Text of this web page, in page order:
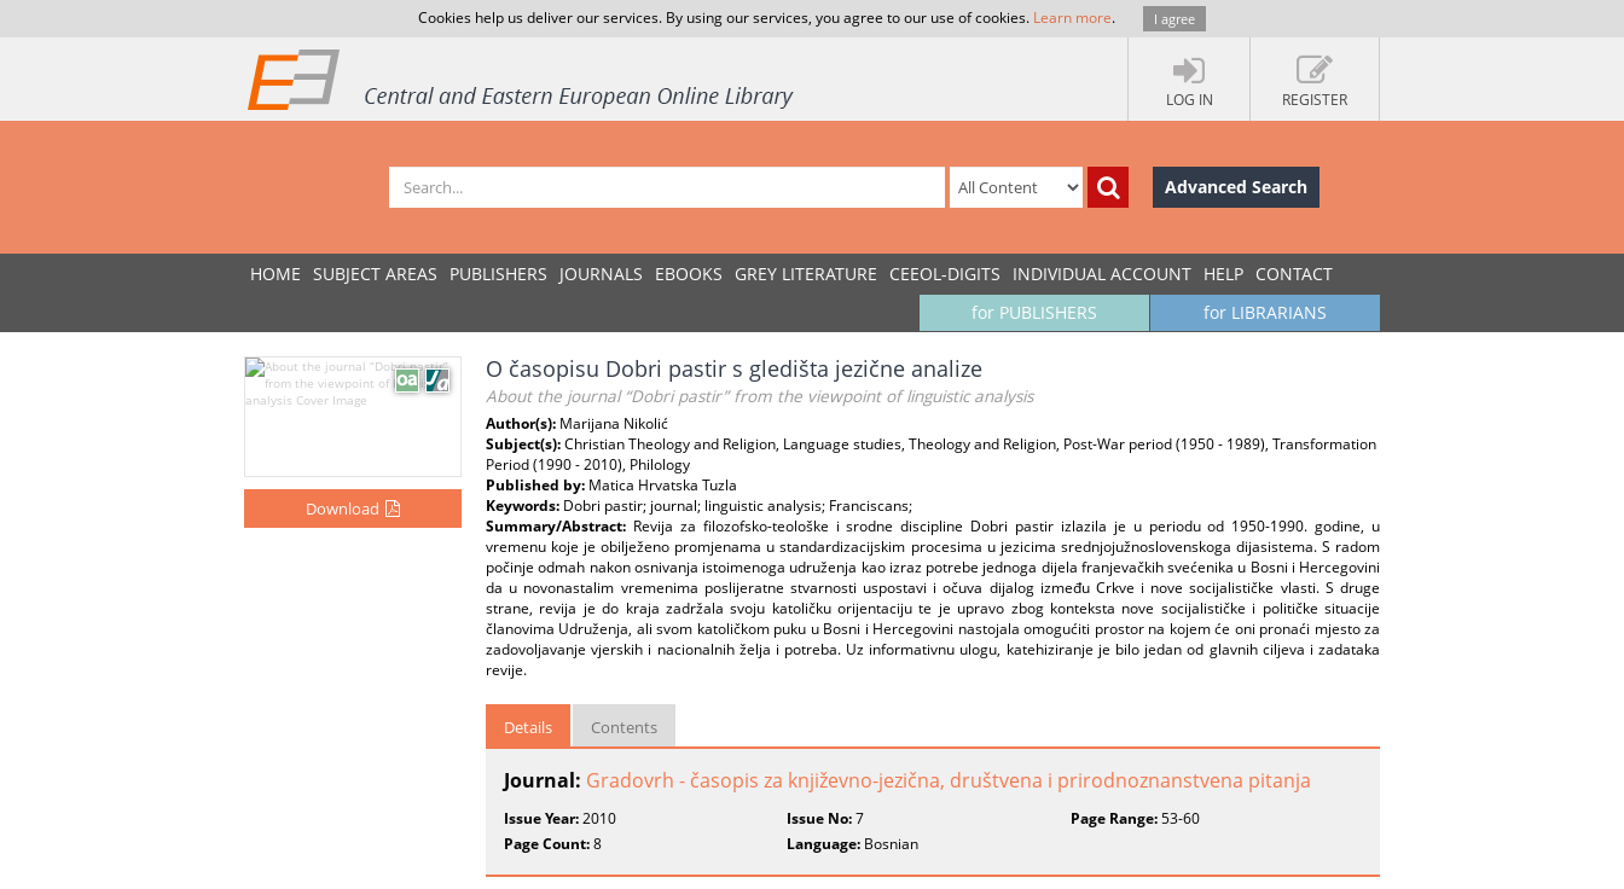
Cookies help us deliver our services. By using our services, you agree to our use of cookies. Learn more. I agree
LOG IN REGISTER
Advanced Search
HOME SUBJECT AREAS PUBLISHERS JOURNALS EBOOKS GREY LITERATURE CEEOL-DIGITS INDIVIDUAL ACCOUNT HELP CONTACT
for LIBRARIANS
for PUBLISHERS
Download
O časopisu Dobri pastir s gledišta jezične analize
About the journal “Dobri pastir” from the viewpoint of linguistic analysis
Author(s): Marijana Nikolić
Subject(s):Christian Theology and Religion, Language studies, Theology and Religion, Post-War period (1950 - 1989), Transformation
Period (1990 - 2010), Philology
Published by: Matica Hrvatska Tuzla
Keywords: Dobri pastir; journal; linguistic analysis; Franciscans;
Summary/Abstract: Revija za filozofsko-teološke i srodne discipline Dobri pastir izlazila je u periodu od 1950-1990. godine, u
vremenu koje je obilježeno promjenama u standardizacijskim procesima u jezicima srednjojužnoslovenskoga dijasistema. S radom
počinje odmah nakon osnivanja istoimenoga udruženja kao izraz potrebe jednoga dijela franjevačkih svećenika u Bosni i Hercegovini
da u novonastalim vremenima poslijeratne stvarnosti uspostavi i očuva dijalog između Crkve i nove socijalističke vlasti. S druge
strane, revija je do kraja zadržala svoju katoličku orijentaciju te je upravo zbog konteksta nove socijalističke i političke situacije
članovima Udruženja, ali svom katoličkom puku u Bosni i Hercegovini nastojala omogućiti prostor na kojem će oni pronaći mjesto za
zadovoljavanje vjerskih i nacionalnih želja i potreba. Uz informativnu ulogu, katehiziranje je bilo jedan od glavnih ciljeva i zadataka
revije.
Details Contents
Journal: Gradovrh - časopis za književno-jezična, društvena i prirodnoznanstvena pitanja
Issue Year:2010 Issue No:7 Page Range:53-60
Page Count:8 Language: Bosnian